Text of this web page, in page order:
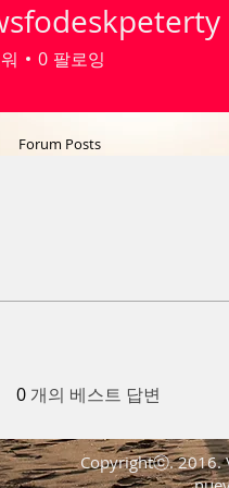
0 개의 베스트 답변
0 팔로잉
Forum Posts
Copyrightⓒ. 2016.